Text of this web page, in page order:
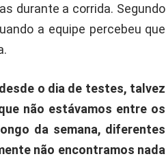
durante a corrida. Segundo
a equipe percebeu que
o dia de testes, talvez
não estávamos entre os
da semana, diferentes
não encontramos nada